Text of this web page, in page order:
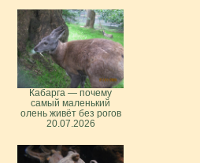
Кабарга — почему
самый маленький
олень живёт без рогов
20.07.2026